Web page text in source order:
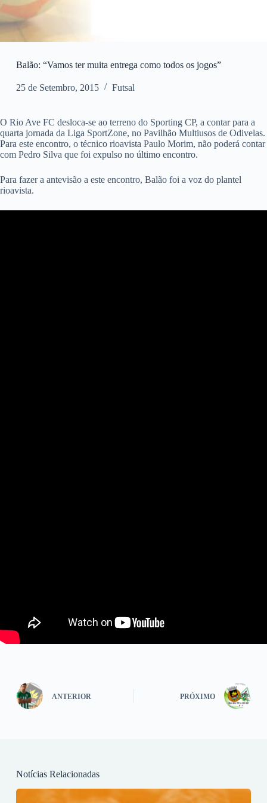
Balão: “Vamos ter muita entrega como todos os jogos”
25 de Setembro, 2015 Futsal
O Rio Ave FC desloca-se ao terreno do Sporting CP, a contar para a
quarta jornada da Liga SportZone, no Pavilhão Multiusos de Odivelas.
Para este encontro, o técnico rioavista Paulo Morim, não poderá contar
com Pedro Silva que foi expulso no último encontro.
Para fazer a antevisão a este encontro, Balão foi a voz do plantel
rioavista.
ANTERIOR PRÓXIMO
Notícias Relacionadas